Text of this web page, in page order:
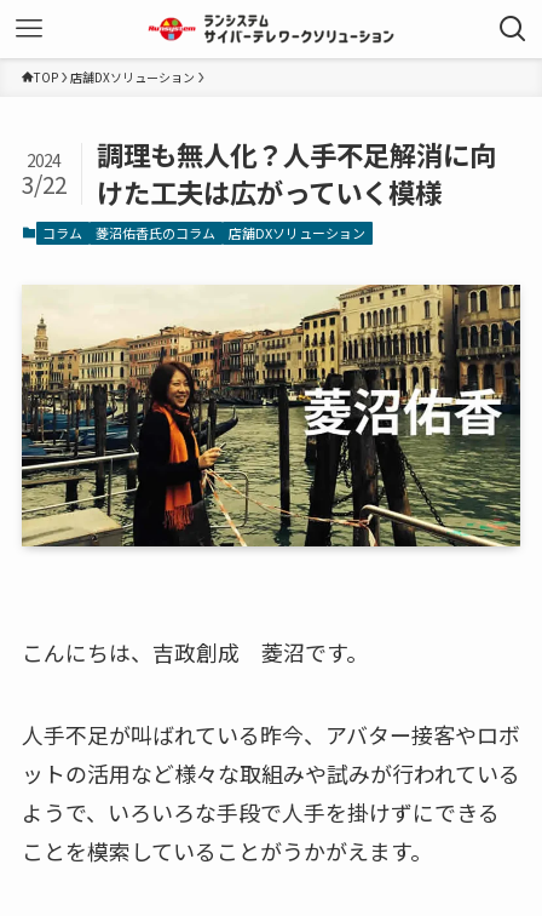
TOP 店舗DXソリューション
調理も無人化？人手不足解消に向
けた工夫は広がっていく模様
2024
3/22
コラム 菱沼佑香氏のコラム 店舗DXソリューション
こんにちは、吉政創成 菱沼です。
人手不足が叫ばれている昨今、アバター接客やロボ
ットの活用など様々な取組みや試みが行われている
ようで、いろいろな手段で人手を掛けずにできる
ことを模索していることがうかがえます。